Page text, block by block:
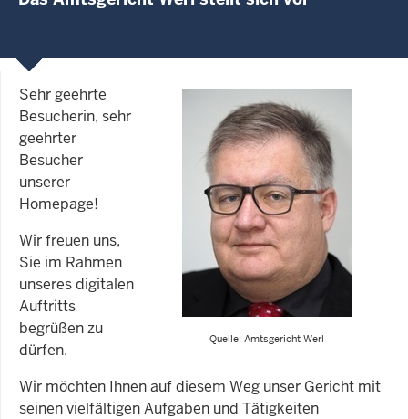
Quelle: Amtsgericht Werl
Sehr geehrte
Besucherin, sehr
geehrter
Besucher
unserer
Homepage!
Wir freuen uns,
Sie im Rahmen
unseres digitalen
Auftritts
begrüßen zu
dürfen.
Wir möchten Ihnen auf diesem Weg unser Gericht mit
seinen vielfältigen Aufgaben und Tätigkeiten